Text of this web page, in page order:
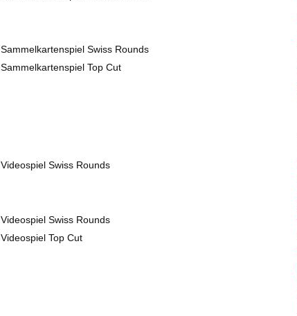
Swiss Rounds
Top Cut
Swiss Rounds
Swiss Rounds
Top Cut